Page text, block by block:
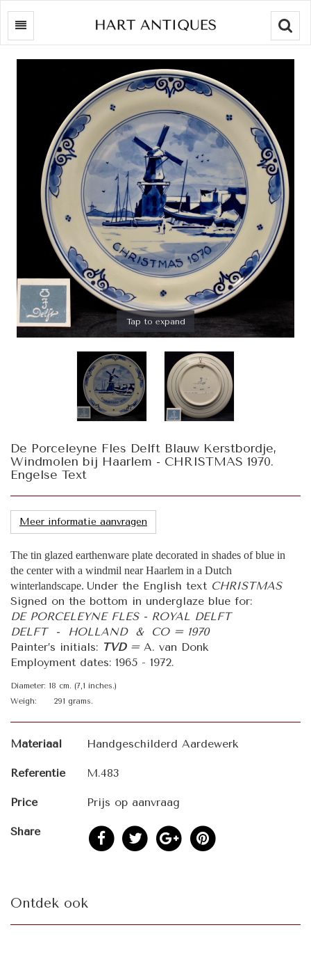
Tap to expand
De Porceleyne Fles Delft Blauw Kerstbordje,
Windmolen bij Haarlem - CHRISTMAS 1970.
Engelse Text
Meer informatie aanvragen
The tin glazed earthenware plate decorated in shades of blue in
the center with a windmil near Haarlem in a Dutch
winterlandscape. Under the English text CHRISTMAS
Signed on the bottom in underglaze blue for:
DE PORCELEYNE FLES - ROYAL DELFT
DELFT - HOLLAND & CO = 1970
Painter’s initials: TVD= A. van Donk
Employment dates: 1965 - 1972.
Diameter: 18 cm. (7,1 inches.)
Weigh: 291 grams.
Materiaal Handgeschilderd Aardewerk
Referentie M.483
Price Prijs op aanvraag
Share
Ontdek ook